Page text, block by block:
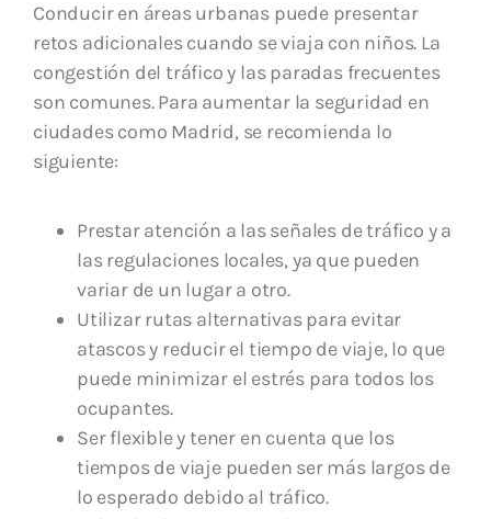
Conducir en áreas urbanas puede presentar
retos adicionales cuando se viaja con niños. La
congestión del tráfico y las paradas frecuentes
son comunes. Para aumentar la seguridad en
ciudades como Madrid, se recomienda lo
siguiente:
Prestar atención a las señales de tráfico y a
las regulaciones locales, ya que pueden
variar de un lugar a otro.
Utilizar rutas alternativas para evitar
atascos y reducir el tiempo de viaje, lo que
puede minimizar el estrés para todos los
ocupantes.
Ser flexible y tener en cuenta que los
tiempos de viaje pueden ser más largos de
lo esperado debido al tráfico.